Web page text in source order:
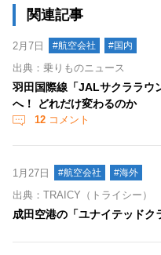
関連記事
2月7日 #航空会社 #国内
出典：乗りものニュース
羽田国際線「JALサクララウ
へ！ どれだけ変わるのか
12 コメント
1月27日 #航空会社 #海外
出典：TRAICY（トライシー）
成田空港の「ユナイテッドク